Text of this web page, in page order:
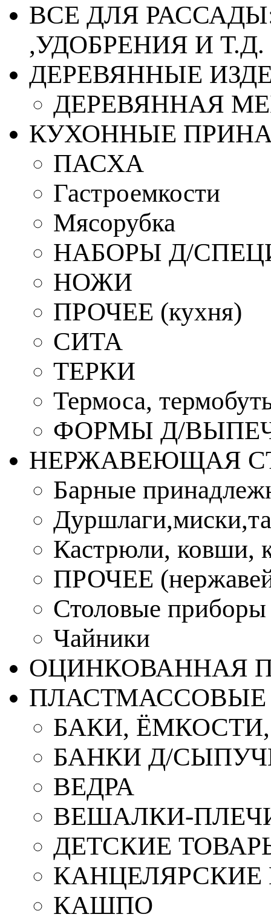
ВСЕ ДЛЯ
,УДОБРЕНИЯ И Т.Д.
ДЕРЕВЯННЫЕ
ДЕРЕВЯННАЯ
КУХОННЫЕ
ПАСХА
Гастроемкости
Мясорубка
НАБОРЫ Д/
НОЖИ
ПРОЧЕЕ (кухня)
СИТА
ТЕРКИ
Термоса,
ФОРМЫ Д/
НЕРЖАВЕЮЩАЯ
Барные
Кастрюли, ковши,
ПРОЧЕЕ
Столовые приборы
Чайники
ОЦИНКОВАННАЯ
ПЛАСТМАССОВЫЕ
БАКИ,
БАНКИ Д/
ВЕДРА
ВЕШАЛКИ-
ДЕТСКИЕ
КАШПО